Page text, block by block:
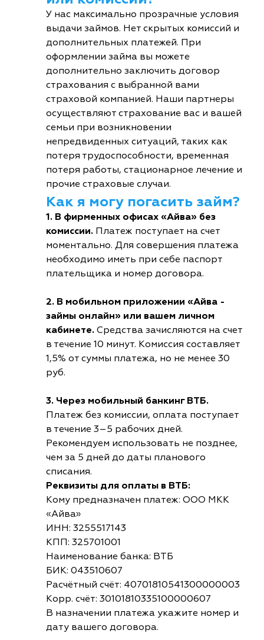
У нас максимально прозрачные условия
выдачи займов. Нет скрытых комиссий и
дополнительных платежей. При
оформлении займа вы можете
дополнительно заключить договор
страхования с выбранной вами
страховой компанией. Наши партнеры
осуществляют страхование вас и вашей
семьи при возникновении
непредвиденных ситуаций, таких как
потеря трудоспособности, временная
потеря работы, стационарное лечение и
прочие страховые случаи.
Как я могу погасить займ?
1. В фирменных офисах «Айва» без
комиссии. Платеж поступает на счет
моментально. Для совершения платежа
необходимо иметь при себе паспорт
плательщика и номер договора.
2. В мобильном приложении «Айва -
займы онлайн» или вашем личном
кабинете. Средства зачисляются на счет
в течение 10 минут. Комиссия составляет
1,5% от суммы платежа, но не менее 30
руб.
3. Через мобильный банкинг ВТБ.
Платеж без комиссии, оплата поступает
в течение 3–5 рабочих дней.
Рекомендуем использовать не позднее,
чем за 5 дней до даты планового
списания.
Реквизиты для оплаты в ВТБ:
Кому предназначен платеж: ООО МКК
«Айва»
ИНН: 3255517143
КПП: 325701001
Наименование банка: ВТБ
БИК: 043510607
Расчётный счёт: 40701810541300000003
Корр. счёт: 30101810335100000607
В назначении платежа укажите номер и
дату вашего договора.